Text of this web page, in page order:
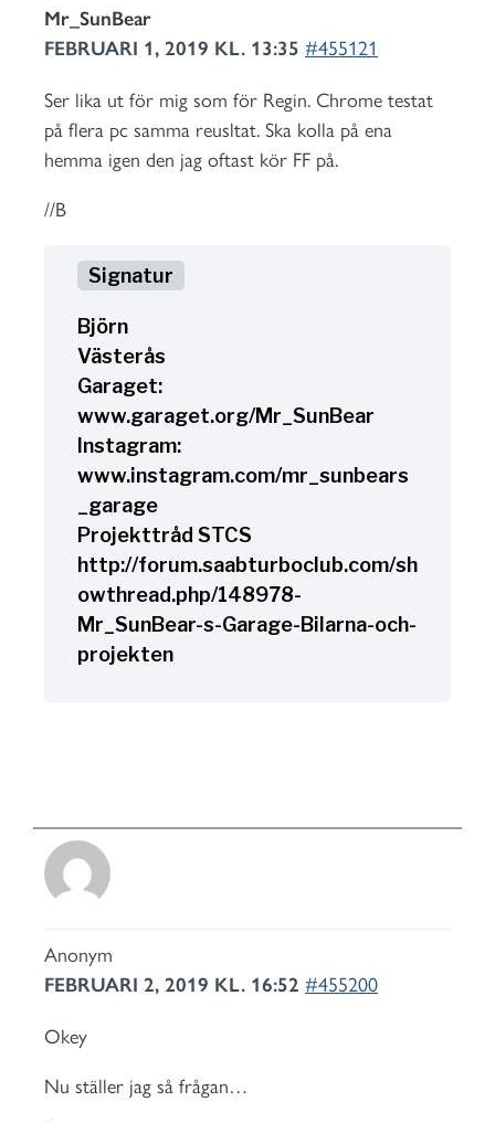
Mr_SunBear
FEBRUARI 1, 2019 KL. 13:35 #455121
Ser lika ut för mig som för Regin. Chrome testat
på flera pc samma reusltat. Ska kolla på ena
hemma igen den jag oftast kör FF på.
//B
Björn
Västerås
Garaget:
www.garaget.org/Mr_SunBear
Instagram:
www.instagram.com/mr_sunbears
_garage
Projekttråd STCS
http://forum.saabturboclub.com/sh
owthread.php/148978-
Mr_SunBear-s-Garage-Bilarna-och-
projekten
Anonym
FEBRUARI 2, 2019 KL. 16:52 #455200
Okey
Nu ställer jag så frågan…